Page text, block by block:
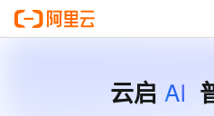
云启 AI